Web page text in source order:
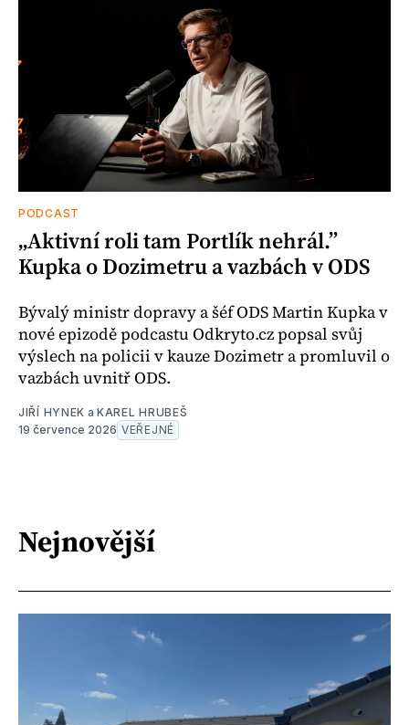
PODCAST
„Aktivní roli tam Portlík nehrál.”
Kupka o Dozimetru a vazbách v ODS
Bývalý ministr dopravy a šéf ODS Martin Kupka v
nové epizodě podcastu Odkryto.cz popsal svůj
výslech na policii v kauze Dozimetr a promluvil o
vazbách uvnitř ODS.
JIŘÍ HYNEK a KAREL HRUBEŠ
19 července 2026 VEŘEJNÉ
Nejnovější